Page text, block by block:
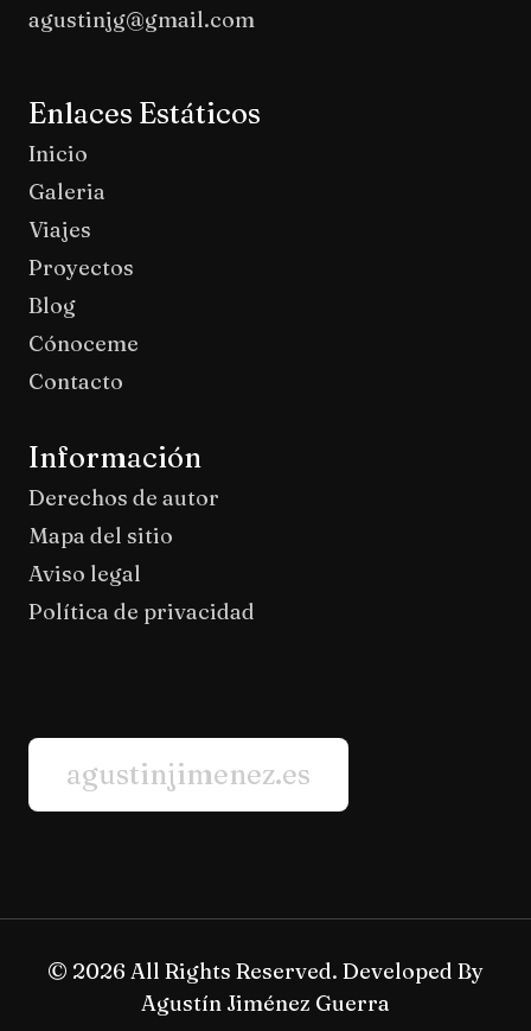
agustinjg@gmail.com
Enlaces Estáticos
Inicio
Galeria
Viajes
Proyectos
Blog
Cónoceme
Contacto
Información
Derechos de autor
Mapa del sitio
Aviso legal
Política de privacidad
agustinjimenez.es
© 2026 All Rights Reserved. Developed By
Agustín Jiménez Guerra